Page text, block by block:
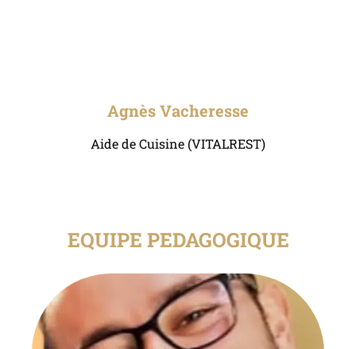
Agnès Vacheresse
Aide de Cuisine (VITALREST)
EQUIPE PEDAGOGIQUE